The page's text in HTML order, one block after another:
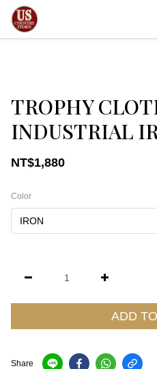
TROPHY
INDUSTRIAL
NT$1,880
Color
ADD
Share